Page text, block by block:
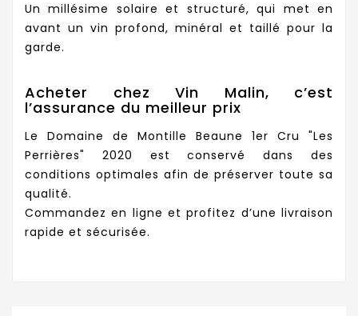
Un millésime solaire et structuré, qui met en
avant un vin profond, minéral et taillé pour la
garde.
Acheter chez Vin Malin, c’est
l’assurance du meilleur prix
Le Domaine de Montille Beaune 1er Cru "Les
Perrières" 2020 est conservé dans des
conditions optimales afin de préserver toute sa
qualité.
Commandez en ligne et profitez d’une livraison
rapide et sécurisée.